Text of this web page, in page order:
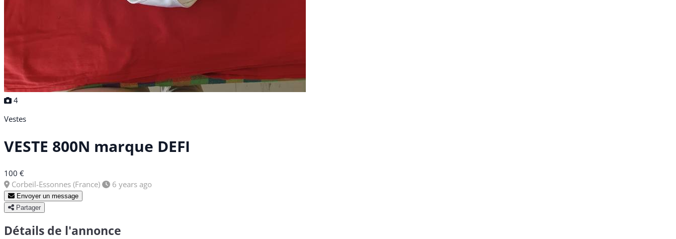
4
Vestes
VESTE 800N marque DEFI
100 €
Corbeil-Essonnes (France)
6 years ago
Envoyer un message
Partager
Détails de l'annonce